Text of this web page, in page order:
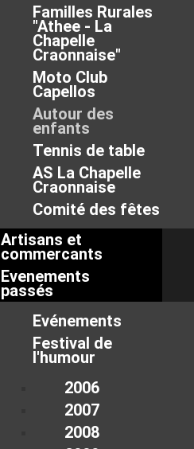
Familles Rurales
"Athee - La
Chapelle
Craonnaise"
Moto Club
Capellos
Autour des
enfants
Tennis de table
AS La Chapelle
Craonnaise
Comité des fêtes
Artisans et
commercants
Evenements
passés
Evénements
Festival de
l'humour
2006
2007
2008